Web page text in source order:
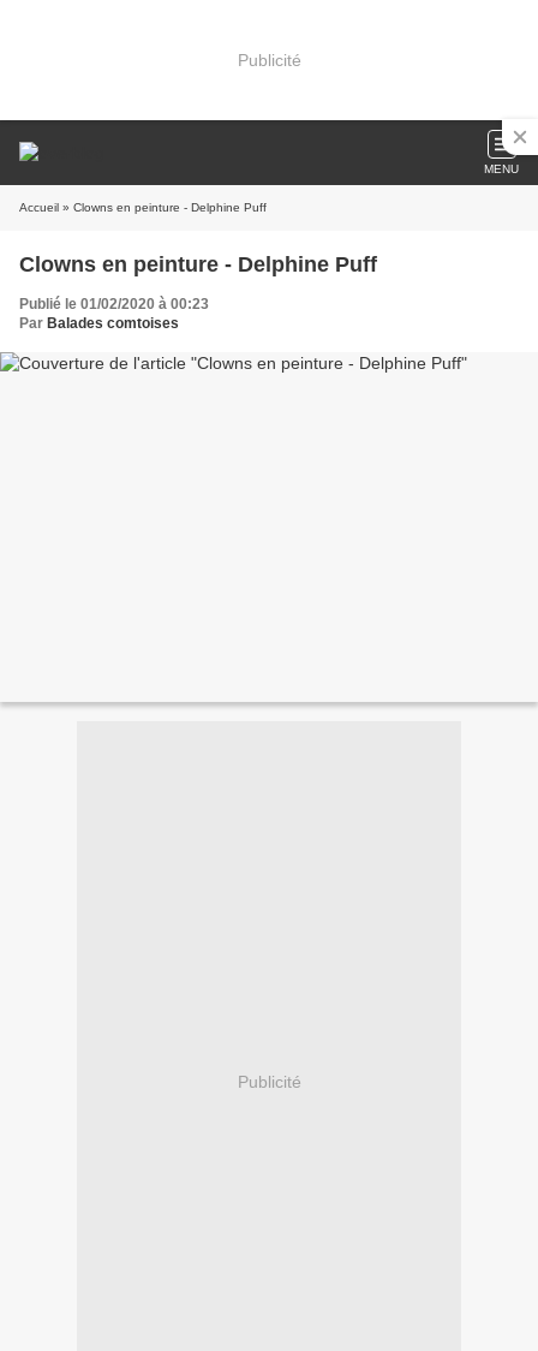
Publicité
MENU
Accueil » Clowns en peinture - Delphine Puff
Clowns en peinture - Delphine Puff
Publié le 01/02/2020 à 00:23
Par Balades comtoises
Publicité